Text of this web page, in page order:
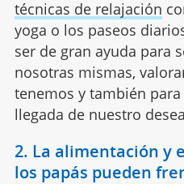
técnicas de relajación
yoga o los paseos
ser de gran ayuda para
nosotras mismas,
tenemos y también
llegada de nuestro
2. La alimentación y
los papás pueden